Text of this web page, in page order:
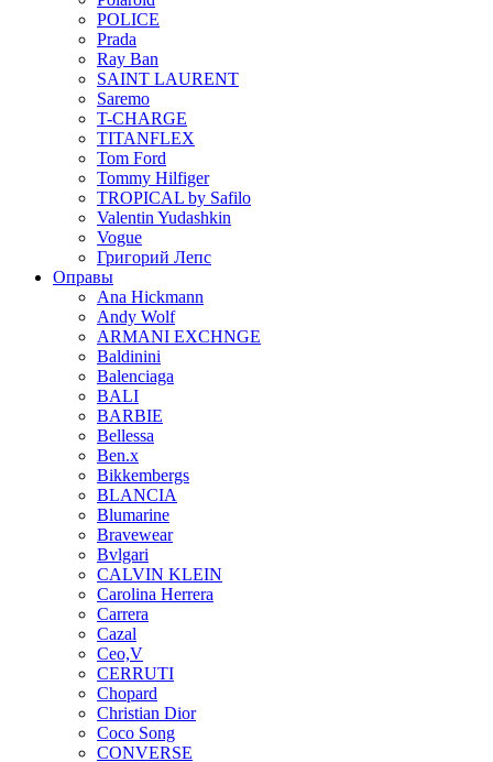
POLICE
Prada
Ray Ban
SAINT LAURENT
Saremo
T-CHARGE
TITANFLEX
Tom Ford
Tommy Hilfiger
TROPICAL by Safilo
Valentin Yudashkin
Vogue
Григорий Лепс
Оправы
Ana Hickmann
Andy Wolf
ARMANI EXCHNGE
Baldinini
Balenciaga
BALI
BARBIE
Bellessa
Ben.x
Bikkembergs
BLANCIA
Blumarine
Bravewear
Bvlgari
CALVIN KLEIN
Carolina Herrera
Carrera
Cazal
Ceo,V
CERRUTI
Chopard
Christian Dior
Coco Song
CONVERSE